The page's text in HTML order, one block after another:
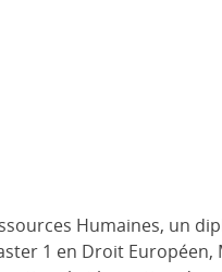
Humaines, un
1 en Droit Européen,